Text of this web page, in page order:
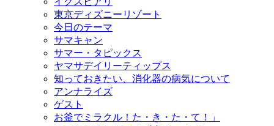
東京ディズニーリゾート
今日のテーマ
サマキャン
サマー・タピックス
ヤマサデイリーティップス
知っておきたい、消化器の病気について
アンナライズ
ゲスト
お釜でミラクル！た・き・た・て！」